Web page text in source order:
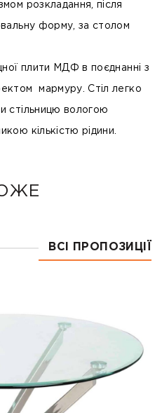
розкладання, після
форму, за столом
плити МДФ в поєднанні з
мармуру. Стіл легко
стільницю вологою
кількістю рідини.
ВСІ ПРОПОЗИЦІЇ